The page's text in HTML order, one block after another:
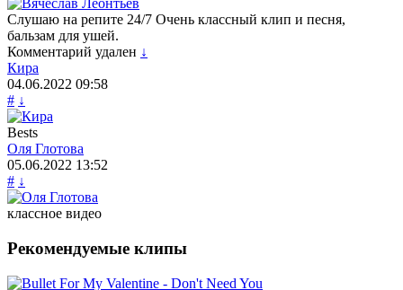
Слушаю на репите 24/7 Очень классный клип и песня,
бальзам для ушей.
Комментарий удален ↓
Кира
04.06.2022 09:58
# ↓
Bests
Оля Глотова
05.06.2022 13:52
# ↓
классное видео
Рекомендуемые клипы